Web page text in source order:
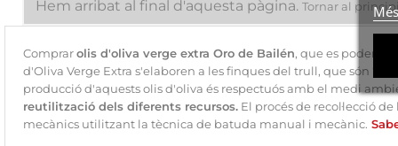
Hem arribat al final d'aquesta pàgina. Tornar al principi
Comprarolis d'oliva verge extra Oro de Bailén, que es poden
d'Oliva Verge Extra s'elaboren a les finques del trull, que són
producció d'aquests olis d'oliva és respectuós amb el medi
reutilització dels diferents recursos. El procés de recol·lecció
mecànics utilitzant la tècnica de batuda manual i mecànic.